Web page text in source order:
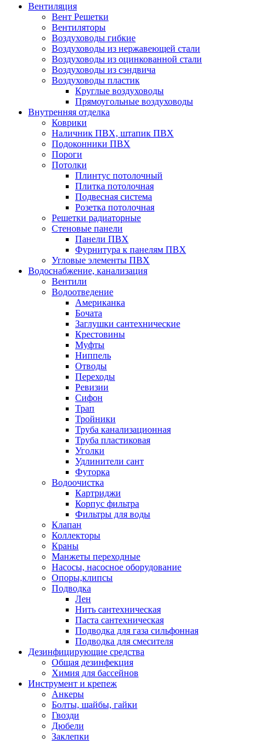
Вентиляция
Вент Решетки
Вентиляторы
Воздуховоды гибкие
Воздуховоды из нержавеющей стали
Воздуховоды из оцинкованной стали
Воздуховоды из сэндвича
Воздуховоды пластик
Круглые воздуховоды
Прямоугольные воздуховоды
Внутренняя отделка
Коврики
Наличник ПВХ, штапик ПВХ
Подоконники ПВХ
Пороги
Потолки
Плинтус потолочный
Плитка потолочная
Подвесная система
Розетка потолочная
Решетки радиаторные
Стеновые панели
Панели ПВХ
Фурнитура к панелям ПВХ
Угловые элементы ПВХ
Водоснабжение, канализация
Вентили
Водоотведение
Американка
Бочата
Заглушки сантехнические
Крестовины
Муфты
Ниппель
Отводы
Переходы
Ревизии
Сифон
Трап
Тройники
Труба канализационная
Труба пластиковая
Уголки
Удлинители сант
Футорка
Водоочистка
Картриджи
Корпус фильтра
Фильтры для воды
Клапан
Коллекторы
Краны
Манжеты переходные
Насосы, насосное оборудование
Опоры,клипсы
Подводка
Лен
Нить сантехническая
Паста сантехническая
Подводка для газа сильфонная
Подводка для смесителя
Дезинфицирующие средства
Общая дезинфекция
Химия для бассейнов
Инструмент и крепеж
Анкеры
Болты, шайбы, гайки
Гвозди
Дюбели
Заклепки